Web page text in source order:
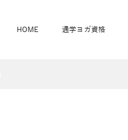
HOME 通学ヨガ資格